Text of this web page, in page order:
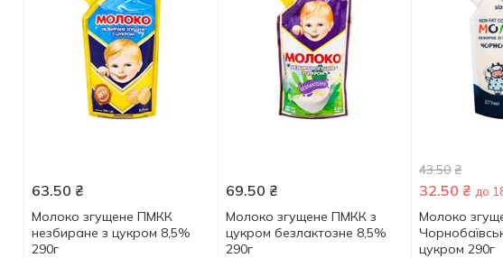
63.50 ₴
Молоко згущене ПМКК
незбиране з цукром 8,5%
290г
69.50 ₴
Молоко згущене ПМКК з
цукром безлактозне 8,5%
290г
43.50 ₴
32.50 ₴ до
Молоко
цукром 290г